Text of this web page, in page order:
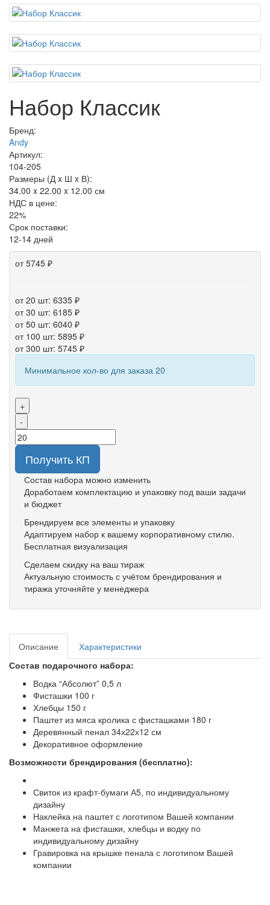
Набор Классик
Бренд:
Andy
Артикул:
104-205
Размеры (Д x Ш x В):
34.00 x 22.00 x 12.00 см
НДС в цене:
22%
Срок поставки:
12-14 дней
от 5745 ₽
от 20 шт: 6335 ₽
от 30 шт: 6185 ₽
от 50 шт: 6040 ₽
от 100 шт: 5895 ₽
от 300 шт: 5745 ₽
Минимальное кол-во для заказа 20
+
-
Получить КП
Состав набора можно изменить
Доработаем комплектацию и упаковку под ваши задачи
и бюджет
Брендируем все элементы и упаковку
Адаптируем набор к вашему корпоративному стилю.
Бесплатная визуализация
Сделаем скидку на ваш тираж
Актуальную стоимость с учётом брендирования и
тиража уточняйте у менеджера
Описание
Характеристики
Состав подарочного набора:
Водка “Абсолют” 0,5 л
Фисташки 100 г
Хлебцы 150 г
Паштет из мяса кролика с фисташками 180 г
Деревянный пенал 34х22х12 см
Декоративное оформление
Возможности брендирования (бесплатно):
Свиток из крафт-бумаги А5, по индивидуальному
дизайну
Наклейка на паштет с логотипом Вашей компании
Манжета на фисташки, хлебцы и водку по
индивидуальному дизайну
Гравировка на крышке пенала с логотипом Вашей
компании